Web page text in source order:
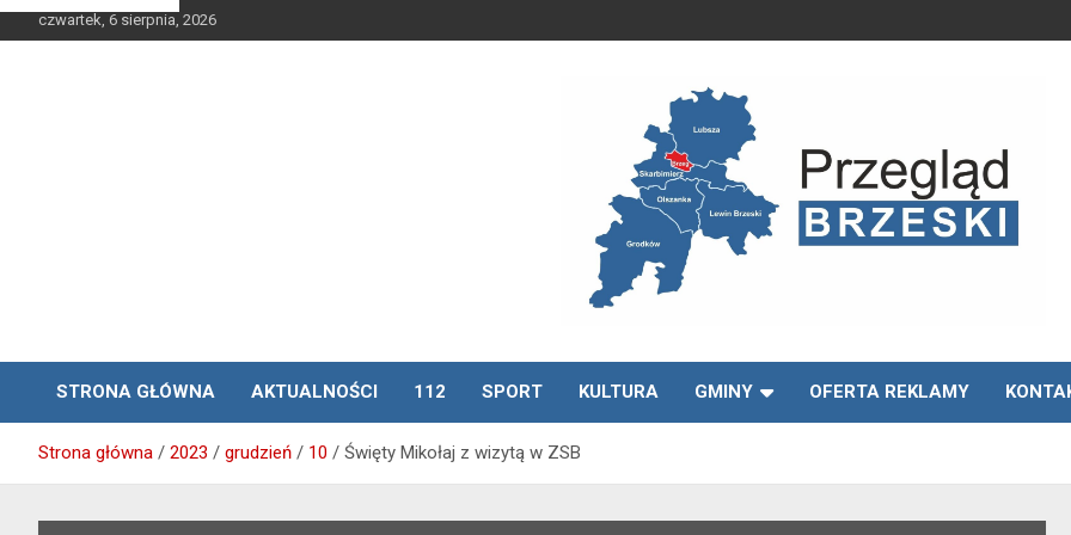
Skip
to
czwartek, 6 sierpnia, 2026
Przegląd Brzeski –
wiadomości Brzeg
Brzeg24
STRONA GŁÓWNA
AKTUALNOŚCI 112 SPORT KULTURA GMINY OFERTA REKLAMY
Strona główna 2023 grudzień 10 Święty Mikołaj z wizytą w ZSB